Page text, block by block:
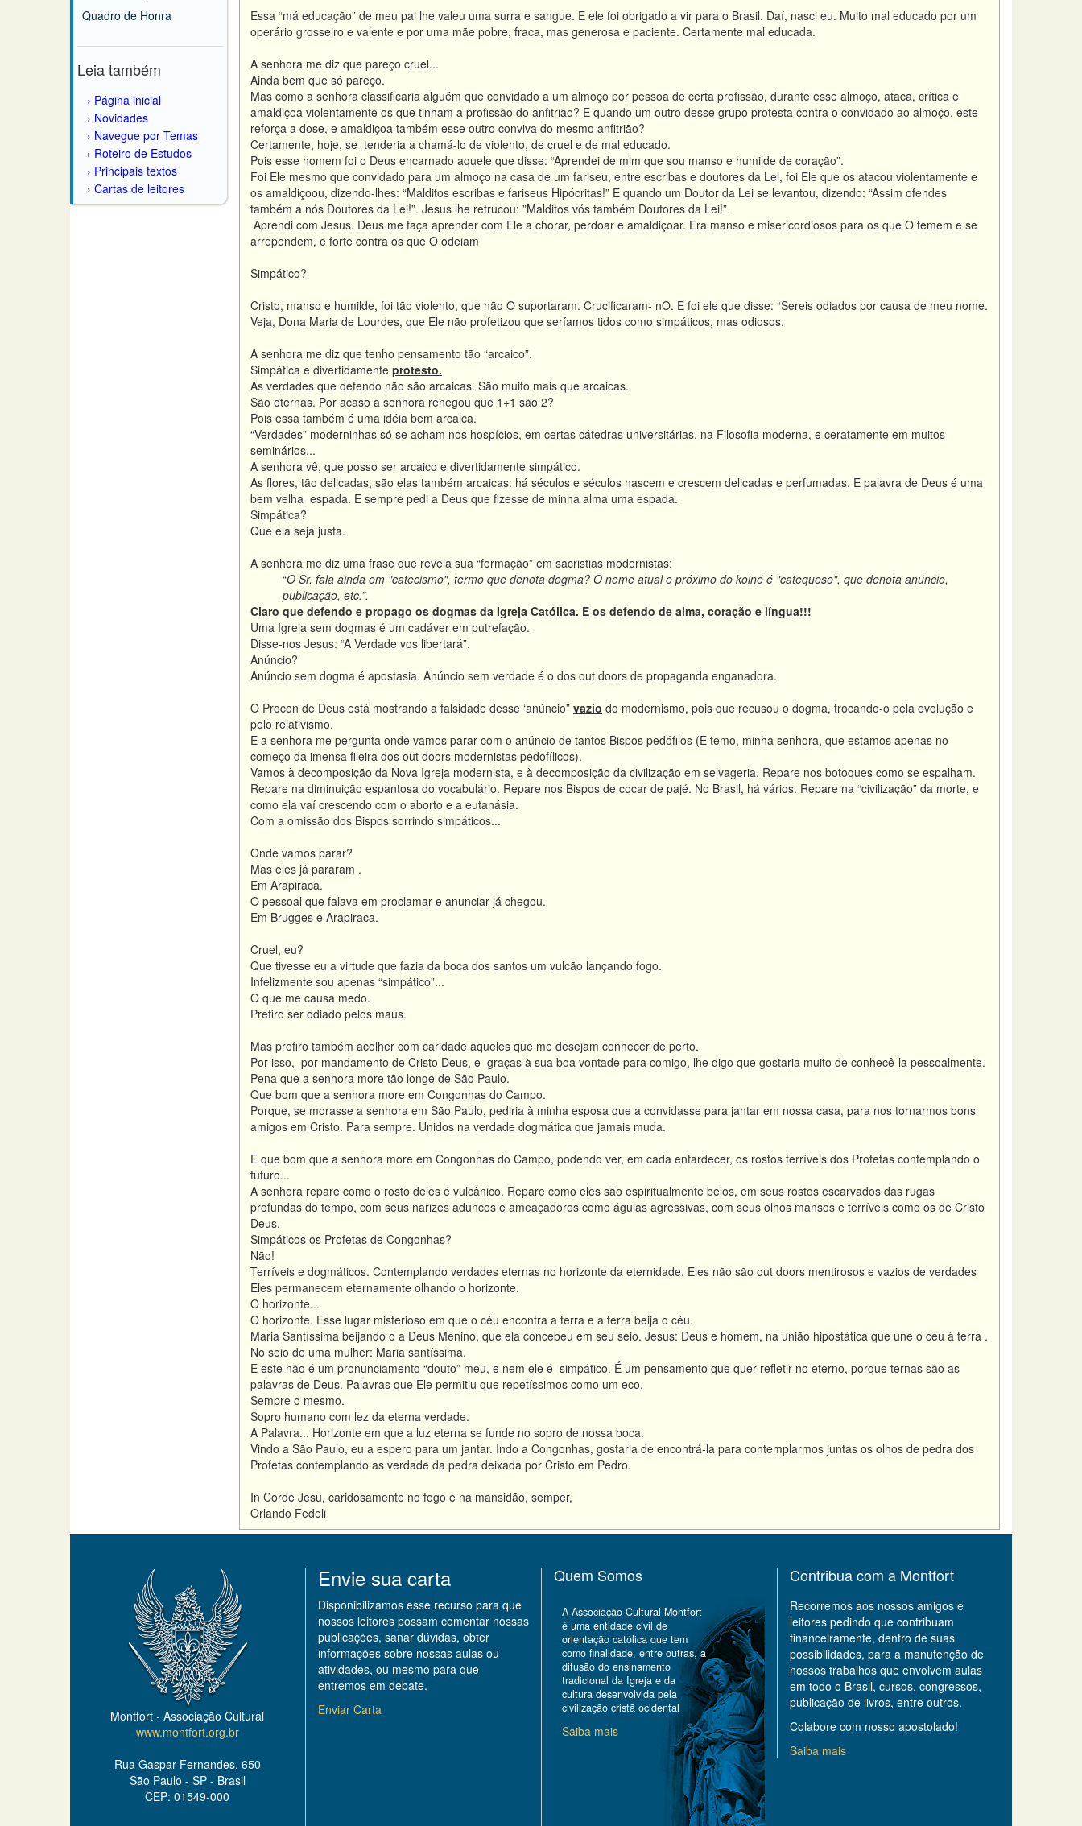
Quadro de Honra
Leia também
Página inicial
Novidades
Navegue por Temas
Roteiro de Estudos
Principais textos
Cartas de leitores
Essa “má educação” de meu pai lhe valeu uma surra e sangue. E ele foi obrigado a vir para o Brasil. Daí, nasci eu. Muito mal educado por um
operário grosseiro e valente e por uma mãe pobre, fraca, mas generosa e paciente. Certamente mal educada.
A senhora me diz que pareço cruel...
Ainda bem que só pareço.
Mas como a senhora classificaria alguém que convidado a um almoço por pessoa de certa profissão, durante esse almoço, ataca, crítica e
amaldiçoa violentamente os que tinham a profissão do anfitrião? E quando um outro desse grupo protesta contra o convidado ao almoço, este
reforça a dose, e amaldiçoa também esse outro conviva do mesmo anfitrião?
Certamente, hoje, se tenderia a chamá-lo de violento, de cruel e de mal educado.
Pois esse homem foi o Deus encarnado aquele que disse: “Aprendei de mim que sou manso e humilde de coração”.
Foi Ele mesmo que convidado para um almoço na casa de um fariseu, entre escribas e doutores da Lei, foi Ele que os atacou violentamente e
os amaldiçoou, dizendo-lhes: “Malditos escribas e fariseus Hipócritas!” E quando um Doutor da Lei se levantou, dizendo: “Assim ofendes
também a nós Doutores da Lei!”. Jesus lhe retrucou: ”Malditos vós também Doutores da Lei!”.
Aprendi com Jesus. Deus me faça aprender com Ele a chorar, perdoar e amaldiçoar. Era manso e misericordiosos para os que O temem e se
arrependem, e forte contra os que O odeiam
Simpático?
Cristo, manso e humilde, foi tão violento, que não O suportaram. Crucificaram- nO. E foi ele que disse: “Sereis odiados por causa de meu nome.
Veja, Dona Maria de Lourdes, que Ele não profetizou que seríamos tidos como simpáticos, mas odiosos.
A senhora me diz que tenho pensamento tão “arcaico”.
Simpática e divertidamente protesto.
As verdades que defendo não são arcaicas. São muito mais que arcaicas.
São eternas. Por acaso a senhora renegou que 1+1 são 2?
Pois essa também é uma idéia bem arcaica.
“Verdades” moderninhas só se acham nos hospícios, em certas cátedras universitárias, na Filosofia moderna, e ceratamente em muitos
seminários...
A senhora vê, que posso ser arcaico e divertidamente simpático.
As flores, tão delicadas, são elas também arcaicas: há séculos e séculos nascem e crescem delicadas e perfumadas. E palavra de Deus é uma
bem velha espada. E sempre pedi a Deus que fizesse de minha alma uma espada.
Simpática?
Que ela seja justa.
A senhora me diz uma frase que revela sua “formação” em sacristias modernistas:
“O Sr. fala ainda em "catecismo", termo que denota dogma? O nome atual e próximo do koiné é "catequese", que denota anúncio,
publicação, etc.”.
Claro que defendo e propago os dogmas da Igreja Católica. E os defendo de alma, coração e língua!!!
Uma Igreja sem dogmas é um cadáver em putrefação.
Disse-nos Jesus: “A Verdade vos libertará”.
Anúncio?
Anúncio sem dogma é apostasia. Anúncio sem verdade é o dos out doors de propaganda enganadora.
O Procon de Deus está mostrando a falsidade desse ‘anúncio” vazio do modernismo, pois que recusou o dogma, trocando-o pela evolução e
pelo relativismo.
E a senhora me pergunta onde vamos parar com o anúncio de tantos Bispos pedófilos (E temo, minha senhora, que estamos apenas no
começo da imensa fileira dos out doors modernistas pedofílicos).
Vamos à decomposição da Nova Igreja modernista, e à decomposição da civilização em selvageria. Repare nos botoques como se espalham.
Repare na diminuição espantosa do vocabulário. Repare nos Bispos de cocar de pajé. No Brasil, há vários. Repare na “civilização” da morte, e
como ela vaí crescendo com o aborto e a eutanásia.
Com a omissão dos Bispos sorrindo simpáticos...
Onde vamos parar?
Mas eles já pararam .
Em Arapiraca.
O pessoal que falava em proclamar e anunciar já chegou.
Em Brugges e Arapiraca.
Cruel, eu?
Que tivesse eu a virtude que fazia da boca dos santos um vulcão lançando fogo.
Infelizmente sou apenas “simpático”...
O que me causa medo.
Prefiro ser odiado pelos maus.
Mas prefiro também acolher com caridade aqueles que me desejam conhecer de perto.
Por isso, por mandamento de Cristo Deus, e graças à sua boa vontade para comigo, lhe digo que gostaria muito de conhecê-la pessoalmente.
Pena que a senhora more tão longe de São Paulo.
Que bom que a senhora more em Congonhas do Campo.
Porque, se morasse a senhora em São Paulo, pediria à minha esposa que a convidasse para jantar em nossa casa, para nos tornarmos bons
amigos em Cristo. Para sempre. Unidos na verdade dogmática que jamais muda.
E que bom que a senhora more em Congonhas do Campo, podendo ver, em cada entardecer, os rostos terríveis dos Profetas contemplando o
futuro...
A senhora repare como o rosto deles é vulcânico. Repare como eles são espiritualmente belos, em seus rostos escarvados das rugas
profundas do tempo, com seus narizes aduncos e ameaçadores como águias agressivas, com seus olhos mansos e terríveis como os de Cristo
Deus.
Simpáticos os Profetas de Congonhas?
Não!
Terríveis e dogmáticos. Contemplando verdades eternas no horizonte da eternidade. Eles não são out doors mentirosos e vazios de verdades
Eles permanecem eternamente olhando o horizonte.
O horizonte...
O horizonte. Esse lugar misterioso em que o céu encontra a terra e a terra beija o céu.
Maria Santíssima beijando o a Deus Menino, que ela concebeu em seu seio. Jesus: Deus e homem, na união hipostática que une o céu à terra .
No seio de uma mulher: Maria santíssima.
E este não é um pronunciamento “douto” meu, e nem ele é simpático. É um pensamento que quer refletir no eterno, porque ternas são as
palavras de Deus. Palavras que Ele permitiu que repetíssimos como um eco.
Sempre o mesmo.
Sopro humano com lez da eterna verdade.
A Palavra... Horizonte em que a luz eterna se funde no sopro de nossa boca.
Vindo a São Paulo, eu a espero para um jantar. Indo a Congonhas, gostaria de encontrá-la para contemplarmos juntas os olhos de pedra dos
Profetas contemplando as verdade da pedra deixada por Cristo em Pedro.
In Corde Jesu, caridosamente no fogo e na mansidão, semper,
Orlando Fedeli
Montfort - Associação Cultural
www.montfort.org.br
Rua Gaspar Fernandes, 650
São Paulo - SP - Brasil
CEP: 01549-000
Envie sua carta
Disponibilizamos esse recurso para que
nossos leitores possam comentar nossas
publicações, sanar dúvidas, obter
informações sobre nossas aulas ou
atividades, ou mesmo para que
entremos em debate.
Enviar Carta
Quem Somos
A Associação Cultural Montfort
é uma entidade civil de
orientação católica que tem
como finalidade, entre outras, a
difusão do ensinamento
tradicional da Igreja e da
cultura desenvolvida pela
civilização cristã ocidental
Saiba mais
Contribua com a Montfort
Recorremos aos nossos amigos e
leitores pedindo que contribuam
financeiramente, dentro de suas
possibilidades, para a manutenção de
nossos trabalhos que envolvem aulas
em todo o Brasil, cursos, congressos,
publicação de livros, entre outros.
Colabore com nosso apostolado!
Saiba mais